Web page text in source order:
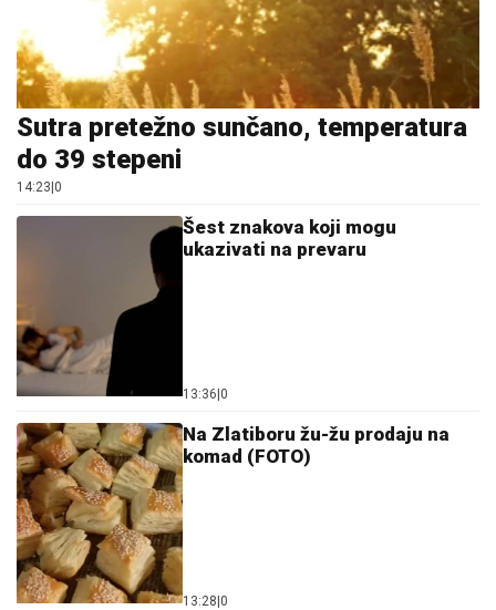
Sutra pretežno sunčano, temperatura
do 39 stepeni
14:23 0
Šest znakova koji mogu
ukazivati na prevaru
13:36 0
Na Zlatiboru žu-žu prodaju na
komad (FOTO)
13:28 0